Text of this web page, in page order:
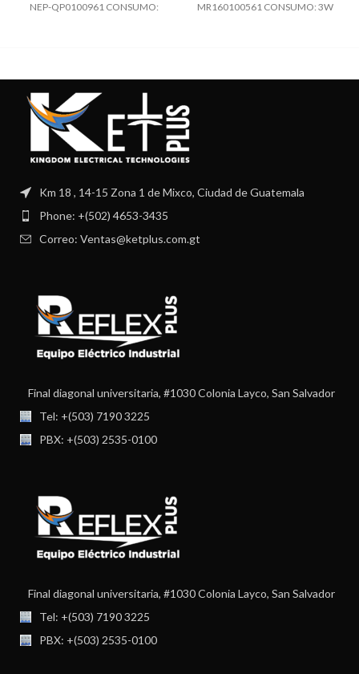
NEP-QP0100961 CONSUMO:
MR160100561 CONSUMO: 3W
Km 18 , 14-15 Zona 1 de Mixco, Ciudad de Guatemala
Phone: +(502) 4653-3435
Correo: Ventas@ketplus.com.gt
Final diagonal universitaria, #1030 Colonia Layco, San Salvador
Tel: +(503) 7190 3225
PBX: +(503) 2535-0100
Final diagonal universitaria, #1030 Colonia Layco, San Salvador
Tel: +(503) 7190 3225
PBX: +(503) 2535-0100